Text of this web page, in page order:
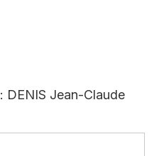
: DENIS Jean-Claude